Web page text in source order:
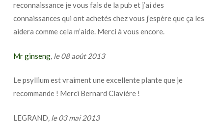
reconnaissance je vous fais de la pub et j’ai des
connaissances qui ont achetés chez vous j’espère que ça les
aidera comme cela m’aide. Merci à vous encore.
Mr ginseng, le 08 août 2013
Le psyllium est vraiment une excellente plante que je
recommande ! Merci Bernard Clavière !
LEGRAND , le 03 mai 2013